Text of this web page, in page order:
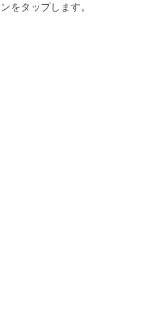
をタップします。